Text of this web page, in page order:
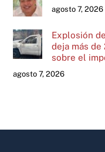
agosto 7, 2026
Explosión
deja más
sobre el
agosto 7, 2026